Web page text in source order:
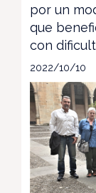
por un
que
con
2022/10/10